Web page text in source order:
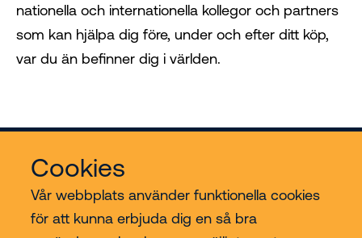
Cookies
Vår webbplats använder funktionella cookies
för att kunna erbjuda dig en så bra
nationella och internationella kollegor och partners
som kan hjälpa dig före, under och efter ditt köp,
var du än befinner dig i världen.